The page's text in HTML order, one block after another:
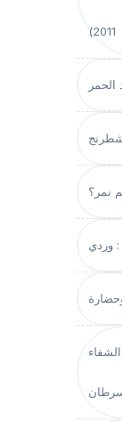
2011)
الحمر
نمر؟
: وردي